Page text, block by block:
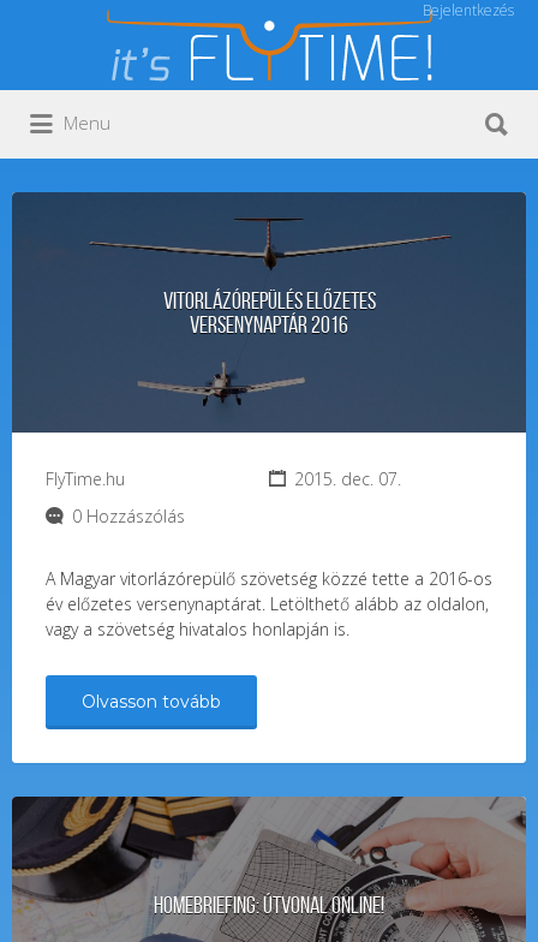
Bejelentkezés
Keresés:
Menu
Vitorlázórepülés ELŐZETES
VERSENYNAPTÁR 2016
FlyTime.hu
2015. dec. 07.
0 Hozzászólás
A Magyar vitorlázórepülő szövetség közzé tette a 2016-os
év előzetes versenynaptárat. Letölthető alább az oldalon,
vagy a szövetség hivatalos honlapján is.
Olvasson tovább
Homebriefing: útvonal online!